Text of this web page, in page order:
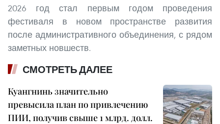
2026 год стал первым годом проведения
фестиваля в новом пространстве развития
после административного объединения, с рядом
заметных новшеств.
СМОТРЕТЬ ДАЛЕЕ
Куангнинь значительно
превысила план по привлечению
ПИИ, получив свыше 1 млрд. долл.